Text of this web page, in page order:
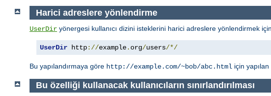
Harici adreslere yönlendirme
UserDir yönergesi kullanıcı dizini isteklerini harici adreslere yönlendirmek
UserDir http://example. org/users/*/
Bu yapılandırmaya göre http://example.com/~bob/abc.html için
Bu özelliği kullanacak kullanıcıların sınırlandırılması